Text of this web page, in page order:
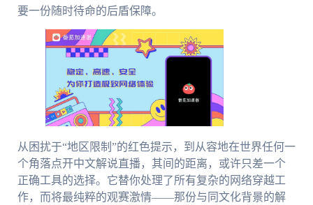
要一份随时待命的后盾保障。
从困扰于“地区限制”的红色提示，到从容地在世界任何一
个角落点开中文解说直播，其间的距离，或许只差一个
正确工具的选择。它替你处理了所有复杂的网络穿越工
作，而将最纯粹的观赛激情——那份与同文化背景的解